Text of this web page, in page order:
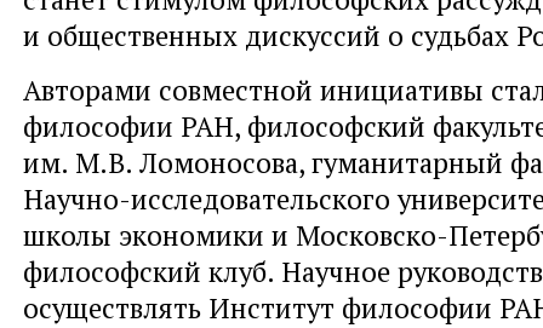
и общественных дискуссий о судьбах
Авторами совместной инициативы
философии РАН, философский
им. М.В. Ломоносова, гуманитарный
Научно-исследовательского
школы экономики и Московско-
философский клуб. Научное
осуществлять Институт философии